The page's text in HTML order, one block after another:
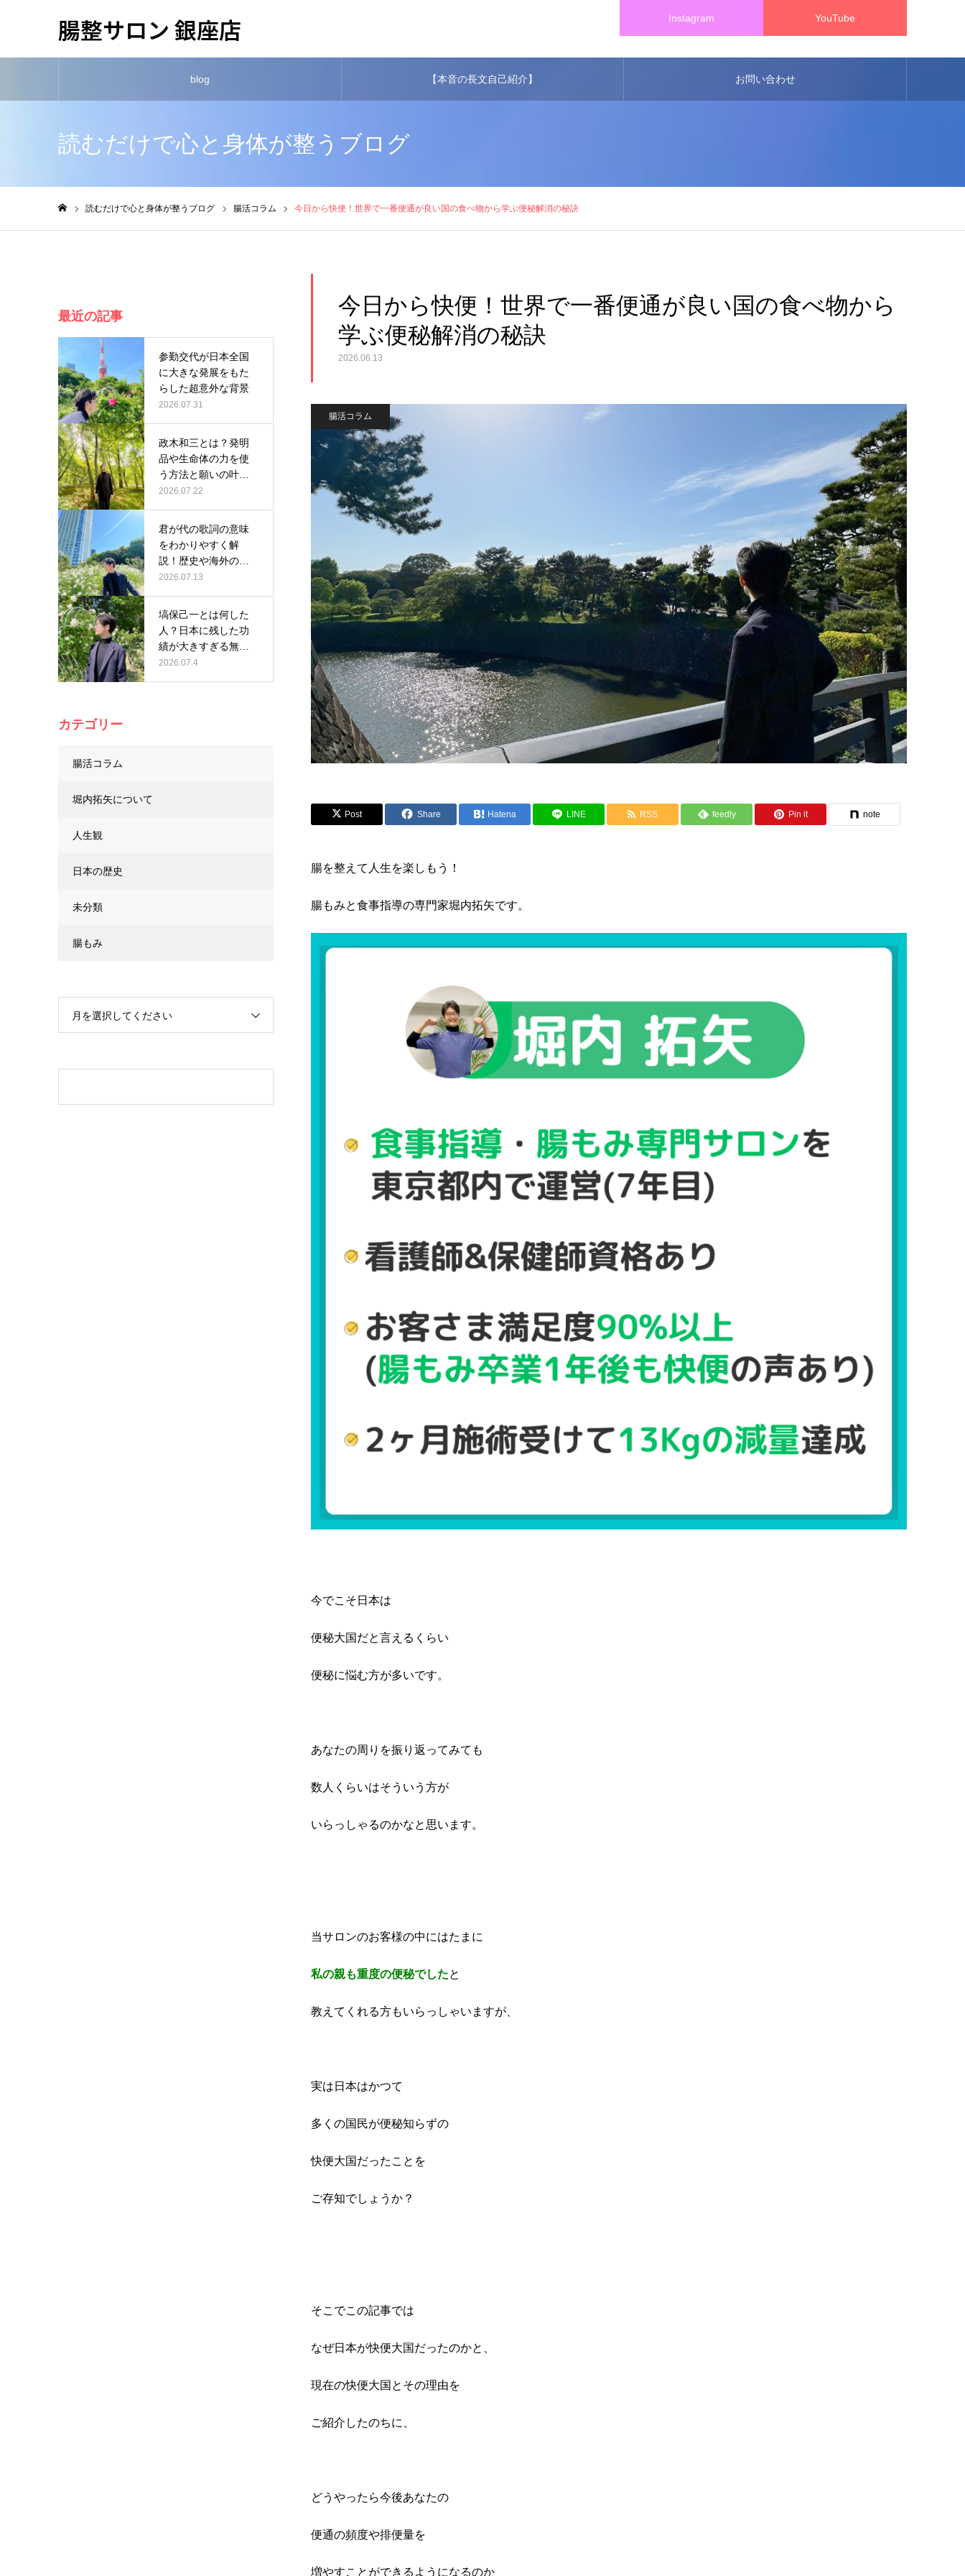
腸整サロン 銀座店 Instagram YouTube
blog 【本音の長文自己紹介】 お問い合わせ
読むだけで心と身体が整うブログ
読むだけで心と身体が整うブログ 腸活コラム 今日から快便！世界で一番便通が良い国の食べ物から学ぶ便秘解消の秘訣
今日から快便！世界で一番便通が良い国の食べ物から
学ぶ便秘解消の秘訣
2026.06.13
腸活コラム
Post Share Hatena LINE RSS feedly Pin it note
腸を整えて人生を楽しもう！
腸もみと食事指導の専門家堀内拓矢です。
今でこそ日本は
便秘大国だと言えるくらい
便秘に悩む方が多いです。
あなたの周りを振り返ってみても
数人くらいはそういう方が
いらっしゃるのかなと思います。
当サロンのお客様の中にはたまに
私の親も重度の便秘でしたと
教えてくれる方もいらっしゃいますが、
実は日本はかつて
多くの国民が便秘知らずの
快便大国だった ことを
ご存知でしょうか？
そこでこの記事では
なぜ日本が快便大国だったのかと、
現在の快便大国とその理由を
ご紹介したのちに、
どうやったら今後あなたの
便通の頻度や排便量を
増やすことができるようになるのか
最近の記事
参勤交代が日本全国
に大きな発展をもた
らした超意外な背景
2026.07.31
政木和三とは？発明
品や生命体の力を使
う方法と願いの叶え
方を解説
2026.07.22
君が代の歌詞の意味
をわかりやすく解
説！歴史や海外の反
応が面白い
2026.07.13
塙保己一とは何した
人？日本に残した功
績が大きすぎる無名
の偉人
2026.07.4
カテゴリー
腸活コラム
堀内拓矢について
人生観
日本の歴史
未分類
腸もみ
月を選択してください